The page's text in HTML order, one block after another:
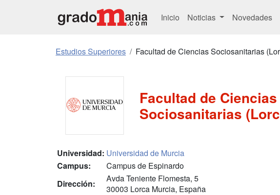
Inicio Noticias Novedades
Estudios Superiores Facultad de Ciencias Sociosanitarias
Facultad de Ciencias
Sociosanitarias
Universidad: Universidad de Murcia
Campus:
Campus de Espinardo
Dirección:
Avda Teniente Flomesta, 5
30003 Lorca Murcia, España